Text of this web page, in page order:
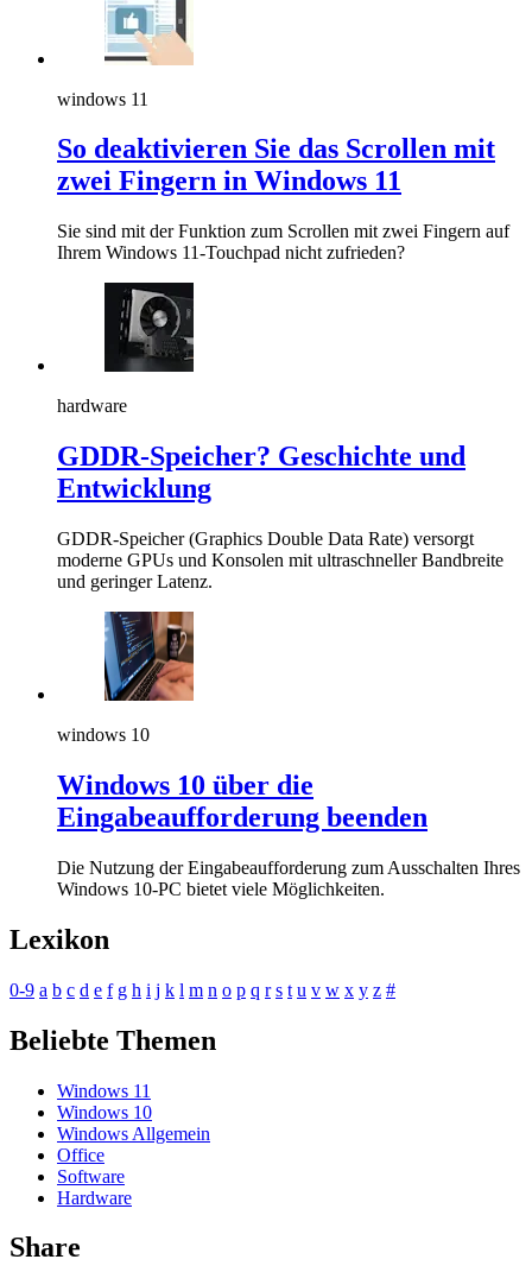
windows 11
So deaktivieren Sie das Scrollen mit
zwei Fingern in Windows 11
Sie sind mit der Funktion zum Scrollen mit zwei Fingern auf
Ihrem Windows 11-Touchpad nicht zufrieden?
hardware
GDDR-Speicher? Geschichte und
Entwicklung
GDDR-Speicher (Graphics Double Data Rate) versorgt
moderne GPUs und Konsolen mit ultraschneller Bandbreite
und geringer Latenz.
windows 10
Windows 10 über die
Eingabeaufforderung beenden
Die Nutzung der Eingabeaufforderung zum Ausschalten Ihres
Windows 10-PC bietet viele Möglichkeiten.
Lexikon
0-9 a b c d e f g h i j k l m n o p q r s t u v w x y z #
Beliebte Themen
Windows 11
Windows 10
Windows Allgemein
Office
Software
Hardware
Share